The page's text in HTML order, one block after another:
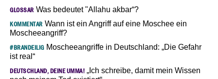
GLOSSAR Was bedeutet "Allahu akbar“?
KOMMENTAR Wann ist ein Angriff auf eine Moschee ein
Moscheeangriff?
#BRANDEILIGMoscheeangriffe in Deutschland: „Die Gefahr
ist real“
DEUTSCHLAND, DEINE UMMA! „Ich schreibe, damit mein Wissen